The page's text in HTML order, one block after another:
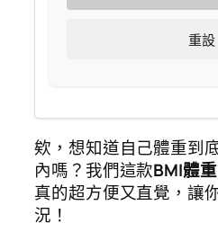
重設
欸，想知道自己體重到
內嗎？我們這款BMI體
真的超方便又直覺，讓
況！